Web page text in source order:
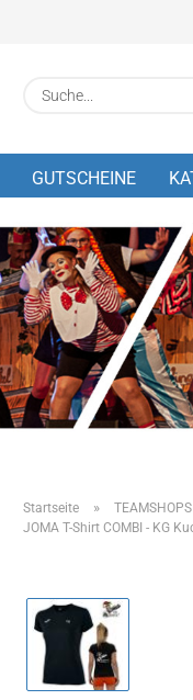
GUTSCHEINE
Startseite » TEAMSHOPS
JOMA T-Shirt COMBI - KG